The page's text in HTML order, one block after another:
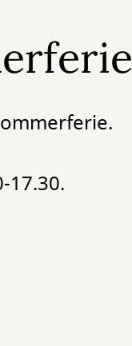
17.30.